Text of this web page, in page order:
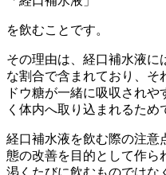
を飲むことです。
その理由は、経口補水液に
な割合で含まれており、そ
ドウ糖が一緒に吸収され
く体内へ取り込まれるため
経口補水液を飲む際の注意
態の改善を目的として作ら
渇くたびに飲むものではな